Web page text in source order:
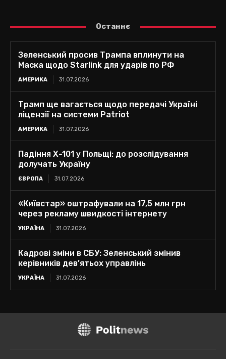
Останнє
Зеленський просив Трампа вплинути на
Маска щодо Starlink для ударів по РФ
АМЕРИКА 31.07.2026
Трамп ще вагається щодо передачі Україні
ліцензії на системи Patriot
АМЕРИКА 31.07.2026
Падіння Х-101 у Польщі: до розслідування
долучать Україну
ЄВРОПА 31.07.2026
«Київстар» оштрафували на 17,5 млн грн
через рекламу швидкості інтернету
УКРАЇНА 31.07.2026
Кадрові зміни в СБУ: Зеленський змінив
керівників дев’ятьох управлінь
УКРАЇНА 31.07.2026